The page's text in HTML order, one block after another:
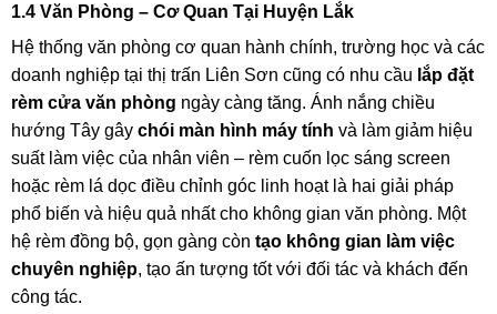
1.4 Văn Phòng – Cơ Quan Tại Huyện Lắk
Hệ thống văn phòng cơ quan hành chính, trường học và các
doanh nghiệp tại thị trấn Liên Sơn cũng có nhu cầu lắp đặt
rèm cửa văn phòng ngày càng tăng. Ánh nắng chiều
hướng Tây gây chói màn hình máy tính và làm giảm hiệu
suất làm việc của nhân viên – rèm cuốn lọc sáng screen
hoặc rèm lá dọc điều chỉnh góc linh hoạt là hai giải pháp
phổ biến và hiệu quả nhất cho không gian văn phòng. Một
hệ rèm đồng bộ, gọn gàng còn tạo không gian làm việc
chuyên nghiệp, tạo ấn tượng tốt với đối tác và khách đến
công tác.